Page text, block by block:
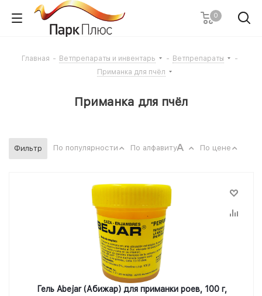
0
Главная - Ветпрепараты и инвентарь - Ветпрепараты
-
Приманка для пчёл
Приманка для пчёл
Фильтр По популярности По алфавиту По цене
Гель Abejar (Абижар) для приманки роев, 100 г,